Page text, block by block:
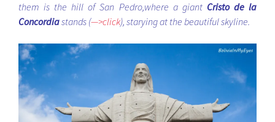
them is the hill of San Pedro,where a giant Cristo de la
Concordiastands (—>click), starying at the beautiful skyline.